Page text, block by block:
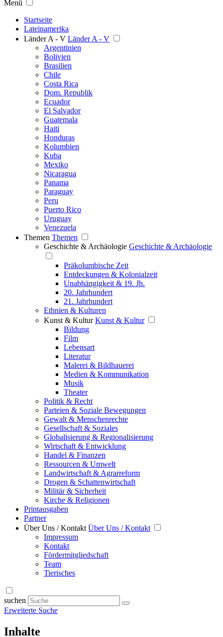
Menü
Startseite
Lateinamerika
Länder A - V Länder A - V
Argentinien
Bolivien
Brasilien
Chile
Costa Rica
Dom. Republik
Ecuador
El Salvador
Guatemala
Haiti
Honduras
Kolumbien
Kuba
Mexiko
Nicaragua
Panama
Paraguay
Peru
Puerto Rico
Uruguay
Venezuela
Themen Themen
Geschichte & Archäologie Geschichte & Archäologie
Präkolumbische Zeit
Entdeckungen & Kolonialzeit
Unabhängigkeit & 19. Jh.
20. Jahrhundert
21. Jahrhundert
Ethnien & Kulturen
Kunst & Kultur Kunst & Kultur
Bildung
Film
Lebensart
Literatur
Malerei & Bildhauerei
Medien & Kommunikation
Musik
Theater
Politik & Recht
Parteien & Soziale Bewegungen
Gewalt & Menschenrechte
Gesellschaft & Soziales
Globalisierung & Regionalisierung
Wirtschaft & Entwicklung
Handel & Finanzen
Ressourcen & Umwelt
Landwirtschaft & Agrarreform
Drogen & Schattenwirtschaft
Militär & Sicherheit
Kirche & Religionen
Printausgaben
Partner
Über Uns / Kontakt Über Uns / Kontakt
Impressum
Kontakt
Fördermitgliedschaft
Team
Tierisches
suchen
Erweiterte Suche
Inhalte